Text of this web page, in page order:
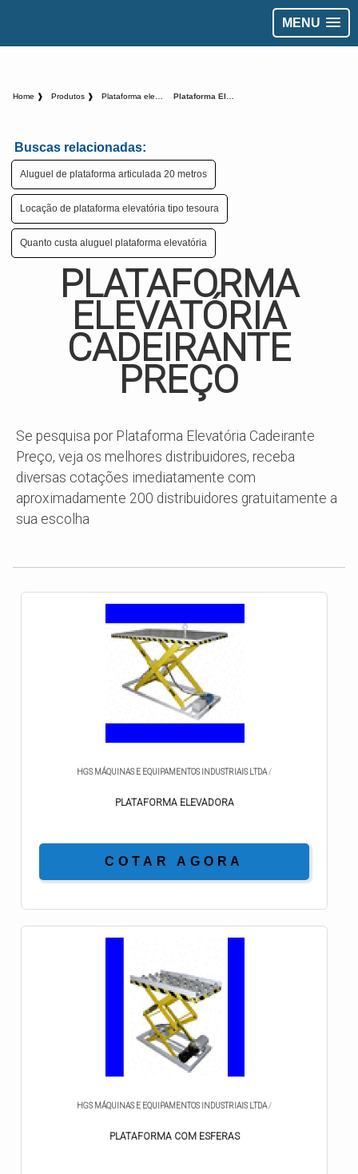
MENU
Home ❱ Produtos ❱
Buscas relacionadas:
Aluguel de plataforma articulada 20 metros
Locação de plataforma elevatória tipo tesoura
Quanto custa aluguel plataforma elevatória
PLATAFORMA
ELEVATÓRIA
CADEIRANTE
PREÇO
Se pesquisa por Plataforma Elevatória Cadeirante
Preço, veja os melhores distribuidores, receba
diversas cotações imediatamente com
aproximadamente 200 distribuidores gratuitamente a
sua escolha
HGS MÁQUINAS E EQUIPAMENTOS INDUSTRIAIS LTDA /
PLATAFORMA ELEVADORA
COTAR AGORA
HGS MÁQUINAS E EQUIPAMENTOS INDUSTRIAIS LTDA /
PLATAFORMA COM ESFERAS